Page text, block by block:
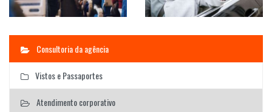
Consultoria da agência
Vistos e Passaportes
Atendimento corporativo